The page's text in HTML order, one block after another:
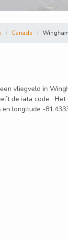
Canada
vliegveld in
de iata code .
longitude -